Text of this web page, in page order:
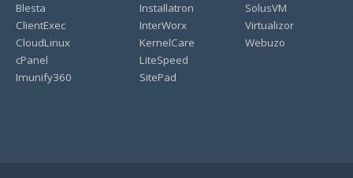
Blesta
ClientExec
CloudLinux
cPanel
Imunify360
Installatron
InterWorx
KernelCare
LiteSpeed
SitePad
SolusVM
Virtualizor
Webuzo